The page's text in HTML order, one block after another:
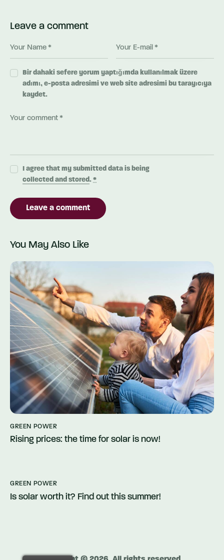
Leave a comment
Bir dahaki sefere yorum yaptığımda kullanılmak üzere
adımı, e-posta adresimi ve web site adresimi bu tarayıcıya
kaydet.
I agree that my submitted data is being
collected and stored.*
You May Also Like
GREEN POWER
Rising prices: the time for solar is now!
GREEN POWER
Is solar worth it? Find out this summer!